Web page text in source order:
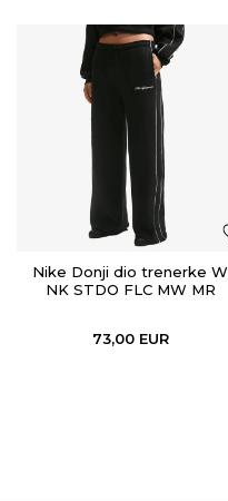
Nike Donji dio trenerke W
NK STDO FLC MW MR
73,00 EUR